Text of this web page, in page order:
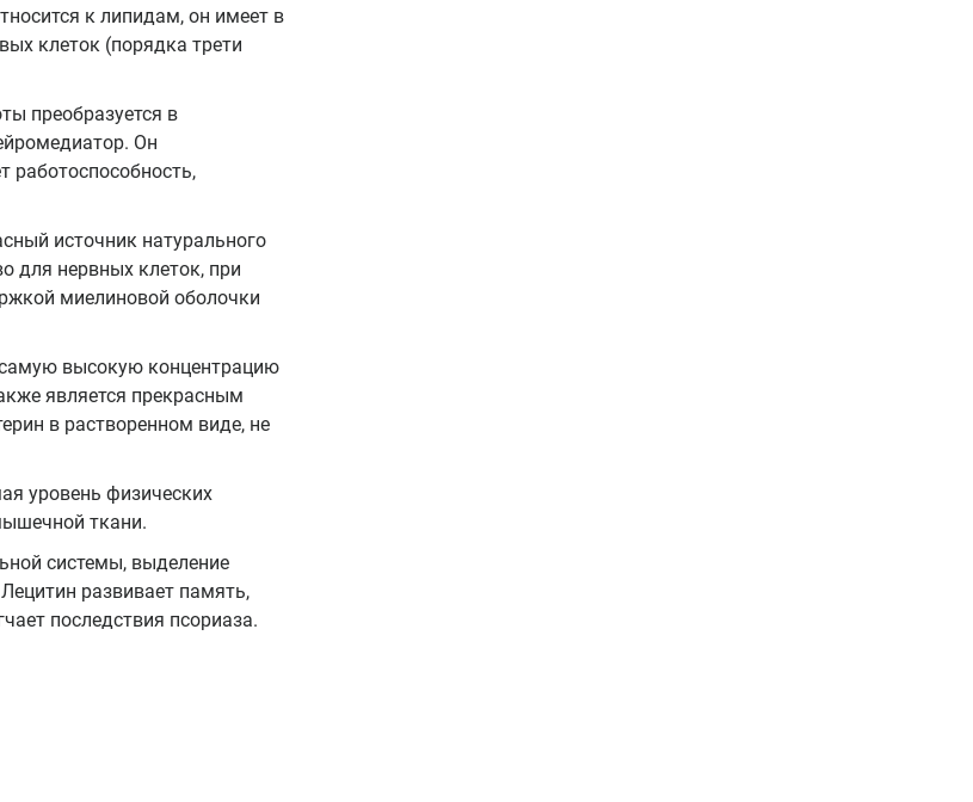
к липидам, он имеет в
клеток (порядка трети
преобразуется в
Он
работоспособность,
источник натурального
для нервных клеток, при
миелиновой оболочки
высокую концентрацию
является прекрасным
в растворенном виде, не
уровень физических
ткани.
системы, выделение
развивает память,
последствия псориаза.